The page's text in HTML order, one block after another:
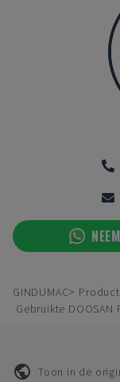
GINDUMAC
Gebruikte
Toon in de